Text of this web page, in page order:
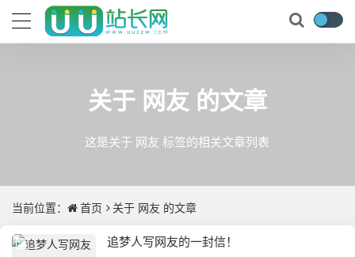
关于 网友 的文章
这是关于 网友 标签的相关文章列表
当前位置： 首页 关于 网友 的文章
追梦人写网友的一封信！